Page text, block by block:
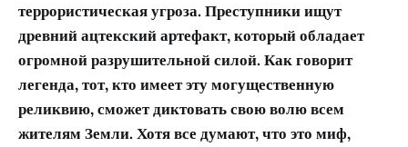
террористическая угроза. Преступники ищут
древний ацтекский артефакт, который обладает
огромной разрушительной силой. Как говорит
легенда, тот, кто имеет эту могущественную
реликвию, сможет диктовать свою волю всем
жителям Земли. Хотя все думают, что это миф,